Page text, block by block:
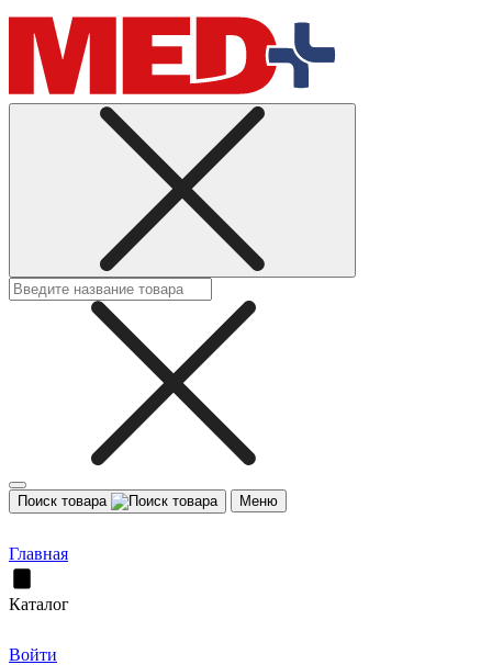
Поиск товара Меню
Главная
Каталог
Войти